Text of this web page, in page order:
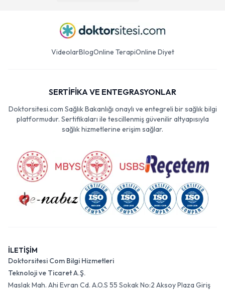
VideolarBlogOnline TerapiOnline Diyet
SERTİFİKA VE ENTEGRASYONLAR
Doktorsitesi.com Sağlık Bakanlığı onaylı ve entegreli bir sağlık bilgi
platformudur. Sertifikaları ile tescillenmiş güvenilir altyapısıyla
sağlık hizmetlerine erişim sağlar.
İLETİŞİM
Doktorsitesi Com Bilgi Hizmetleri
Teknoloji ve Ticaret A.Ş.
Maslak Mah. Ahi Evran Cd. A.O.S 55 Sokak No:2 Aksoy Plaza Giriş